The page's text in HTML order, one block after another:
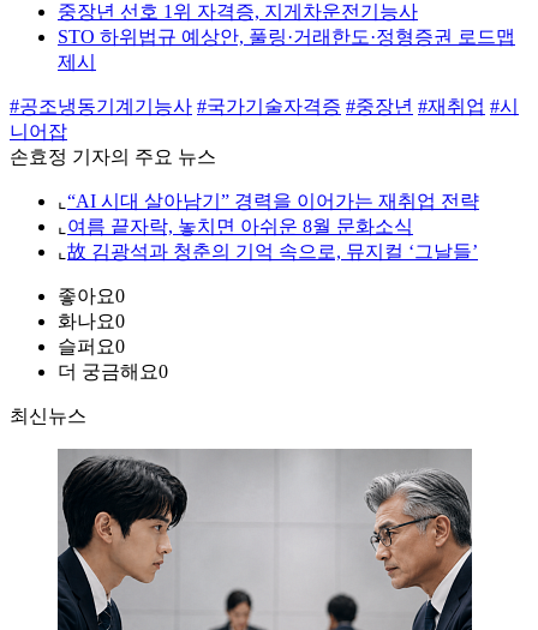
중장년 선호 1위 자격증, 지게차운전기능사
STO 하위법규 예상안, 풀링·거래한도·정형증권 로드맵
제시
#공조냉동기계기능사 #국가기술자격증 #중장년 #재취업 #시
니어잡
손효정 기자의 주요 뉴스
⌞ “AI 시대 살아남기” 경력을 이어가는 재취업 전략
⌞ 여름 끝자락, 놓치면 아쉬운 8월 문화소식
⌞ 故 김광석과 청춘의 기억 속으로, 뮤지컬 ‘그날들’
좋아요0
화나요0
슬퍼요0
더 궁금해요0
최신뉴스